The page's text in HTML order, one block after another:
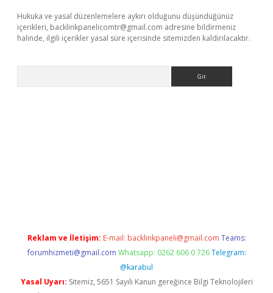
Hukuka ve yasal düzenlemelere aykırı olduğunu düşündüğünüz
içerikleri, backlinkpanelicomtr@gmail.com adresine bildirmeniz
halinde, ilgili içerikler yasal süre içerisinde sitemizden kaldırılacaktır.
Reklam ve İletişim: E-mail: backlinkpaneli@gmail.com Teams:
forumhizmeti@gmail.com Whatsapp: 0262 606 0 726 Telegram:
@karabul
Yasal Uyarı: Sitemiz, 5651 Sayılı Kanun gereğince Bilgi Teknolojileri